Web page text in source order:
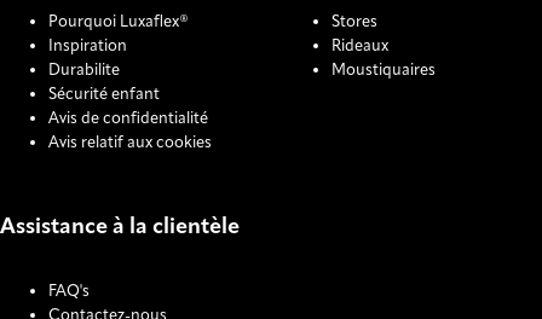
Pourquoi Luxaflex®
Inspiration
Durabilite
Sécurité enfant
Avis de confidentialité
Avis relatif aux cookies
Stores
Rideaux
Moustiquaires
Assistance à la clientèle
FAQ's